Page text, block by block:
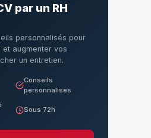
par un RH
personnalisés pour
et augmenter vos
un entretien.
Conseils
personnalisés
Sous 72h